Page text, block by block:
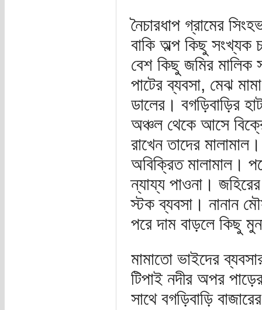
নৈচারধাপ গ্রামের
বাকি অল্প কিছু সংখ্যক
বেশ কিছু জমির
পাটের ব্যবসা, মেঝ
ডালের। বগড়িবাড়ির
অঞ্চল থেকে আসে
রাখেন তাদের
অবিক্রিত মালামাল।
ন্যায্য পাওনা।
স্টক ব্যবসা। নানান
পরে দাম বাড়লে কিছু
মামাতো ভাইদের
টিপাই নদীর অপর
সাথে বগড়িবাড়ি